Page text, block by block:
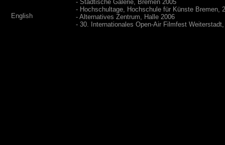
English
- Städtische Galerie, Bremen 2005
- Hochschultage, Hochschule für Künste Bremen,
- Alternatives Zentrum, Halle 2006
- 30. Internationales Open-Air Filmfest